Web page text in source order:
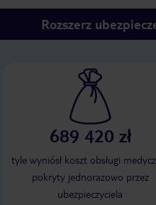
Rozszerz
689 420 zł
tyle wyniósł koszt obsługi
pokryty jednorazowo przez
ubezpieczyciela